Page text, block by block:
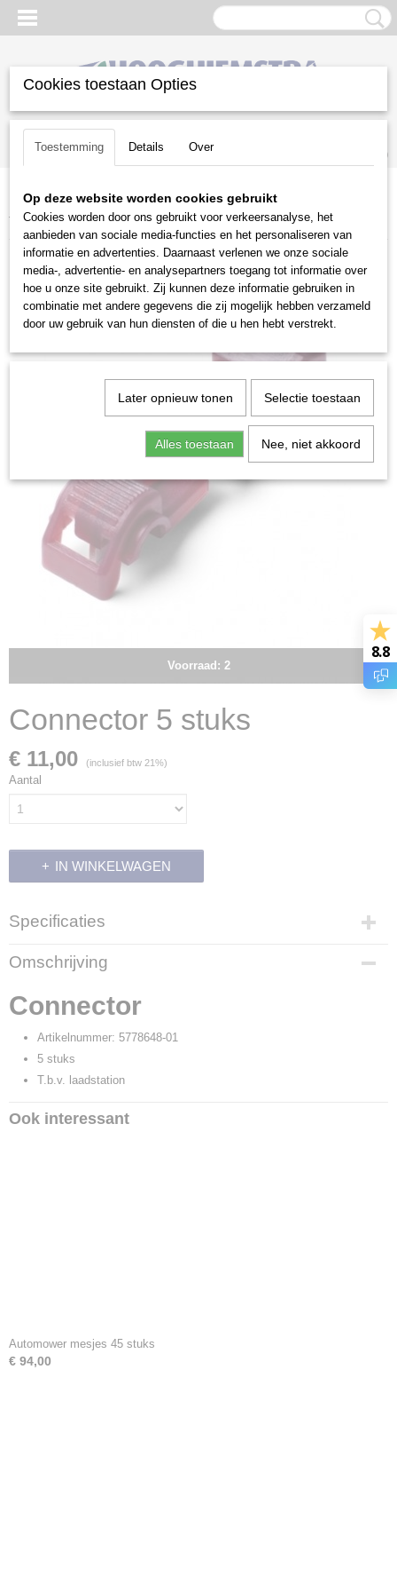
Inloggen Registreren
(0)
Home >Gazononderhoud>Robotmaaiers>Automower
Toebehoren>Connector 5 stuks
Voorraad: 2
Connector 5 stuks
€ 11,00 (inclusief btw 21%)
Aantal
IN WINKELWAGEN
Specificaties
Productcode
6995
Productcode leverancier
5778648-01
Omschrijving
Connector
Artikelnummer: 5778648-01
5 stuks
T.b.v. laadstation
Ook interessant
Automower mesjes 45 stuks
€ 94,00
8.8
Cookies toestaan Opties
Toestemming Details Over
Op deze website worden cookies gebruikt
Cookies worden door ons gebruikt voor verkeersanalyse, het
aanbieden van sociale media-functies en het personaliseren van
informatie en advertenties. Daarnaast verlenen we onze sociale
media-, advertentie- en analysepartners toegang tot informatie over
hoe u onze site gebruikt. Zij kunnen deze informatie gebruiken in
combinatie met andere gegevens die zij mogelijk hebben verzameld
door uw gebruik van hun diensten of die u hen hebt verstrekt.
Later opnieuw tonen Selectie toestaan
Alles toestaan Nee, niet akkoord